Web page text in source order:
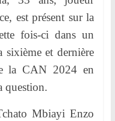
est présent sur la
fois-ci dans un
sixième et dernière
la CAN 2024 en
question.
Mbiayi Enzo